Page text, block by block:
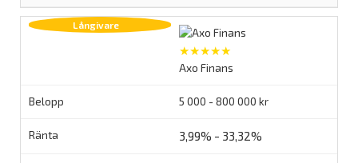
★★★★★
Axo Finans
5 000 - 800 000 kr
3,99% - 33,32%